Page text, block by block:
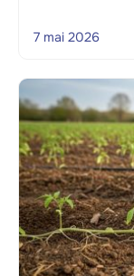
7 mai 2026